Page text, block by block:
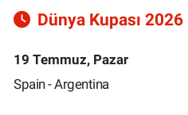
Dünya Kupası
19 Temmuz, Pazar
Spain - Argentina